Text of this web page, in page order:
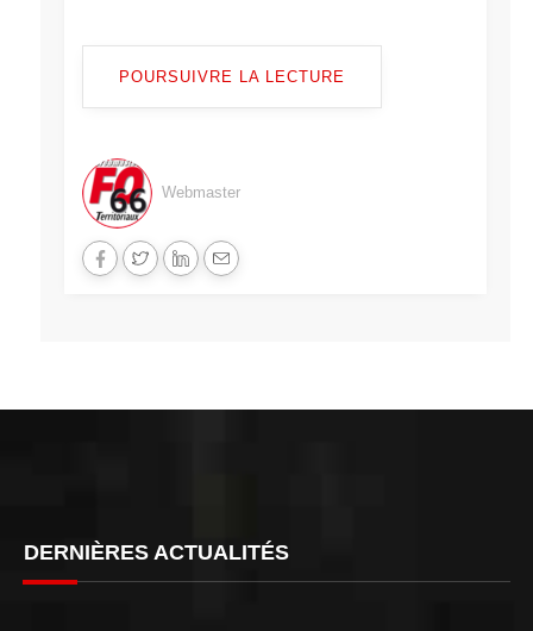
POURSUIVRE LA LECTURE
Webmaster
DERNIÈRES ACTUALITÉS